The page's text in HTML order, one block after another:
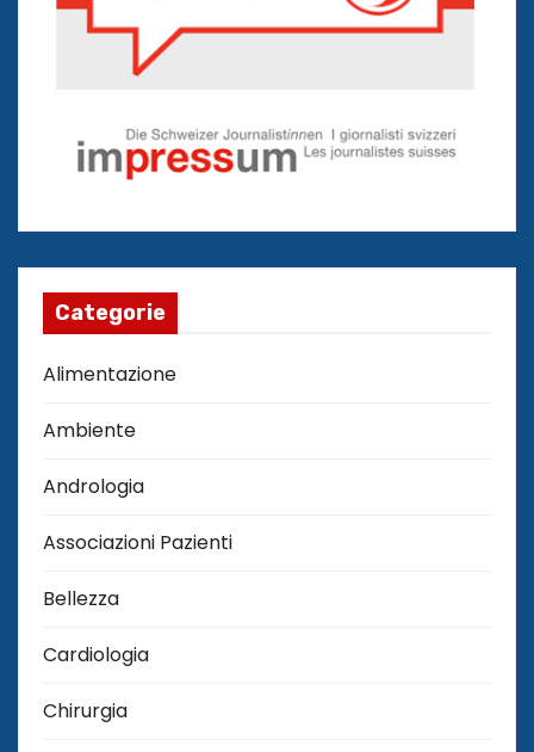
Categorie
Alimentazione
Ambiente
Andrologia
Associazioni Pazienti
Bellezza
Cardiologia
Chirurgia